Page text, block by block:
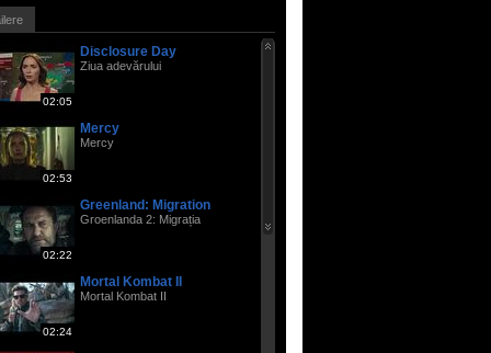
02:05
Disclosure Day
Ziua adevărului
02:53
Mercy
Mercy
02:22
Greenland: Migration
Groenlanda 2: Migrația
02:24
Mortal Kombat II
Mortal Kombat II